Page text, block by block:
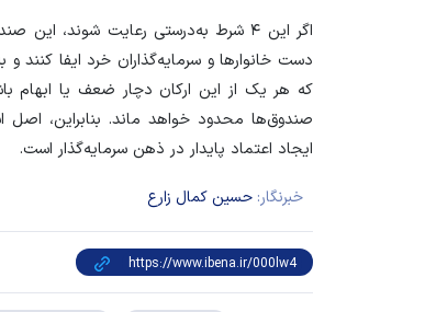
اگر این ۴ شرط به‌درستی رعایت شوند،
دست خانوار‌ها و سرمایه‌گذاران خرد ایفا کنند
که هر یک از این ارکان دچار ضعف یا ابهام
صندوق‌ها محدود خواهد ماند. بنابراین،
ایجاد اعتماد پایدار در ذهن سرمایه‌گذار است.
خبرنگار: حسین کمال زارع